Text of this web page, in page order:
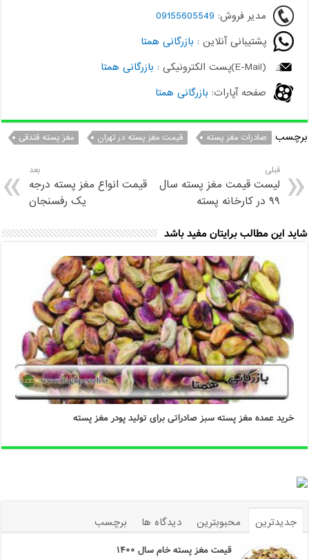
مدیر فروش: 09155605549
پشتیبانی آنلاین : بازرگانی همتا
(E-Mail)پست الکترونیکی :
بازرگانی همتا
صفحه آپارات: بازرگانی همتا
برچسب صادرات مغز پسته قیمت مغز پسته در تهران مغز پسته قندقی
قبلی
لیست قیمت مغز پسته سال
۹۹ در کارخانه پسته
بعد
قیمت انواع مغز پسته درجه
یک رفسنجان
شاید این مطالب برایتان مفید باشد
خرید عمده مغز پسته سبز صادراتی برای تولید پودر مغز پسته
جدیدترین محبوبترین دیدگاه ها برچسب
قیمت مغز پسته خام سال ۱۴۰۰